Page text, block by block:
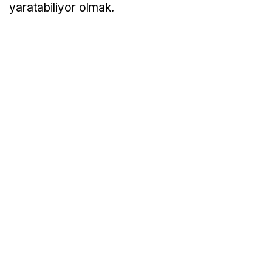
yaratabiliyor olmak.